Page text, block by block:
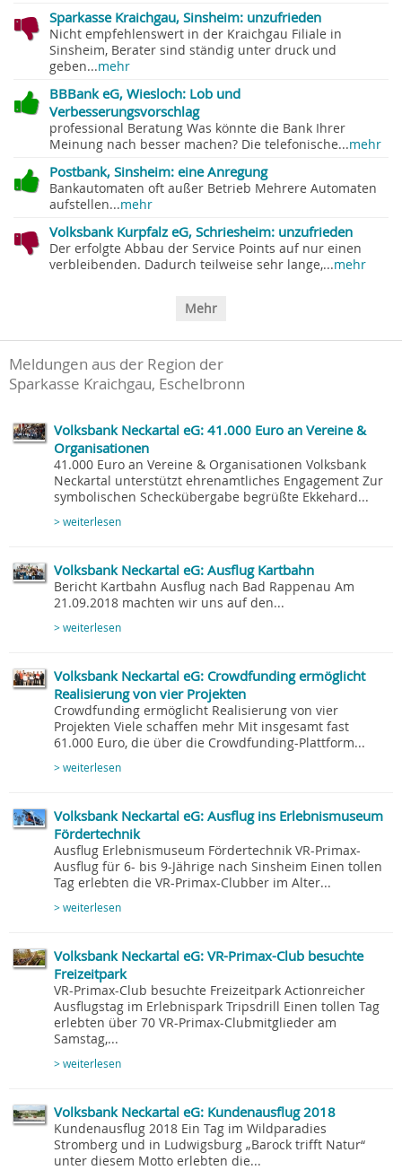
Sparkasse Kraichgau, Sinsheim: unzufrieden
Nicht empfehlenswert in der Kraichgau Filiale in
Sinsheim, Berater sind ständig unter druck und
geben...mehr
BBBank eG, Wiesloch: Lob und
Verbesserungsvorschlag
professional Beratung Was könnte die Bank Ihrer
Meinung nach besser machen? Die telefonische...mehr
Postbank, Sinsheim: eine Anregung
Bankautomaten oft außer Betrieb Mehrere Automaten
aufstellen...mehr
Volksbank Kurpfalz eG, Schriesheim: unzufrieden
Der erfolgte Abbau der Service Points auf nur einen
verbleibenden. Dadurch teilweise sehr lange,...mehr
Mehr
Meldungen aus der Region der
Sparkasse Kraichgau, Eschelbronn
Volksbank Neckartal eG: 41.000 Euro an Vereine &
Organisationen
41.000 Euro an Vereine & Organisationen Volksbank
Neckartal unterstützt ehrenamtliches Engagement Zur
symbolischen Scheckübergabe begrüßte Ekkehard...
> weiterlesen
Volksbank Neckartal eG: Ausflug Kartbahn
Bericht Kartbahn Ausflug nach Bad Rappenau Am
21.09.2018 machten wir uns auf den...
> weiterlesen
Volksbank Neckartal eG: Crowdfunding ermöglicht
Realisierung von vier Projekten
Crowdfunding ermöglicht Realisierung von vier
Projekten Viele schaffen mehr Mit insgesamt fast
61.000 Euro, die über die Crowdfunding-Plattform...
> weiterlesen
Volksbank Neckartal eG: Ausflug ins Erlebnismuseum
Fördertechnik
Ausflug Erlebnismuseum Fördertechnik VR-Primax-
Ausflug für 6- bis 9-Jährige nach Sinsheim Einen tollen
Tag erlebten die VR-Primax-Clubber im Alter...
> weiterlesen
Volksbank Neckartal eG: VR-Primax-Club besuchte
Freizeitpark
VR-Primax-Club besuchte Freizeitpark Actionreicher
Ausflugstag im Erlebnispark Tripsdrill Einen tollen Tag
erlebten über 70 VR-Primax-Clubmitglieder am
Samstag,...
> weiterlesen
Volksbank Neckartal eG: Kundenausflug 2018
Kundenausflug 2018 Ein Tag im Wildparadies
Stromberg und in Ludwigsburg „Barock trifft Natur“
unter diesem Motto erlebten die...